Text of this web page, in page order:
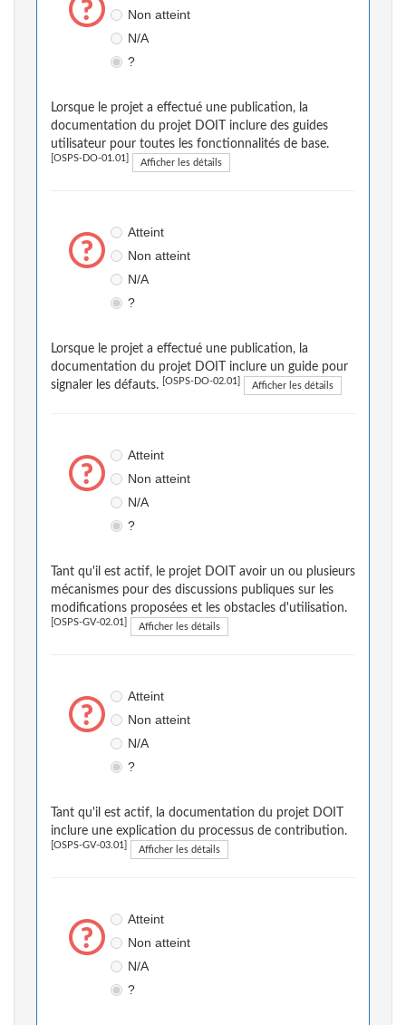
Non atteint
N/A
?
Lorsque le projet a effectué une publication, la
documentation du projet DOIT inclure des guides
utilisateur pour toutes les fonctionnalités de base.
[OSPS-DO-01.01] Afficher les détails
Atteint
Non atteint
N/A
?
Lorsque le projet a effectué une publication, la
documentation du projet DOIT inclure un guide pour
signaler les défauts.
[OSPS-DO-02.01] Afficher les détails
Atteint
Non atteint
N/A
?
Tant qu'il est actif, le projet DOIT avoir un ou plusieurs
mécanismes pour des discussions publiques sur les
modifications proposées et les obstacles d'utilisation.
[OSPS-GV-02.01] Afficher les détails
Atteint
Non atteint
N/A
?
Tant qu'il est actif, la documentation du projet DOIT
inclure une explication du processus de contribution.
[OSPS-GV-03.01] Afficher les détails
Atteint
Non atteint
N/A
?